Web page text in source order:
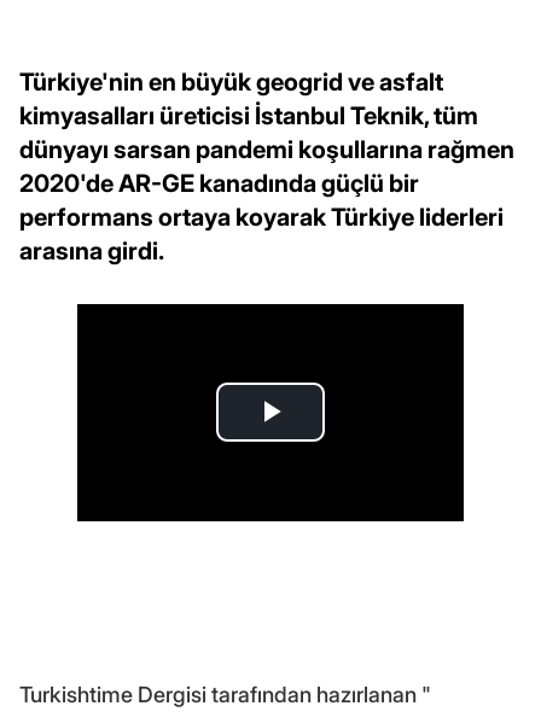
Türkiye'nin en büyük geogrid ve asfalt
kimyasalları üreticisi İstanbul Teknik, tüm
dünyayı sarsan pandemi koşullarına rağmen
2020'de AR-GE kanadında güçlü bir
performans ortaya koyarak Türkiye liderleri
arasına girdi.
Turkishtime Dergisi tarafından hazırlanan "